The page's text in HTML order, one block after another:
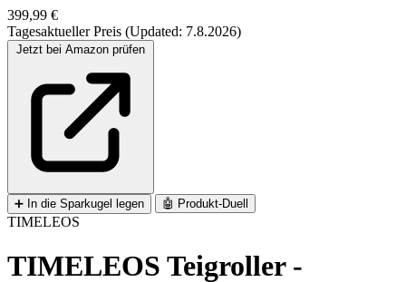
399,99 €
Tagesaktueller Preis (Updated: 7.8.2026)
➕ In die Sparkugel legen 🤖 Produkt-Duell
TIMELEOS
TIMELEOS Teigroller -